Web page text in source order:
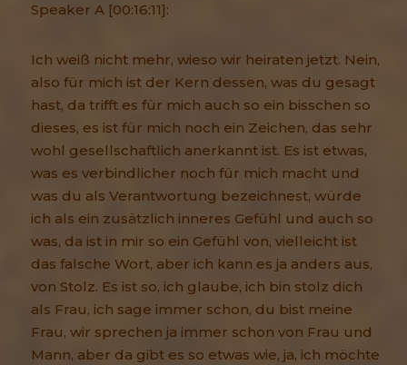
Speaker A [00:16:11]:
Ich weiß nicht mehr, wieso wir heiraten jetzt. Nein,
also für mich ist der Kern dessen, was du gesagt
hast, da trifft es für mich auch so ein bisschen so
dieses, es ist für mich noch ein Zeichen, das sehr
wohl gesellschaftlich anerkannt ist. Es ist etwas,
was es verbindlicher noch für mich macht und
was du als Verantwortung bezeichnest, würde
ich als ein zusätzlich inneres Gefühl und auch so
was, da ist in mir so ein Gefühl von, vielleicht ist
das falsche Wort, aber ich kann es ja anders aus,
von Stolz. Es ist so, ich glaube, ich bin stolz dich
als Frau, ich sage immer schon, du bist meine
Frau, wir sprechen ja immer schon von Frau und
Mann, aber da gibt es so etwas wie, ja, ich möchte